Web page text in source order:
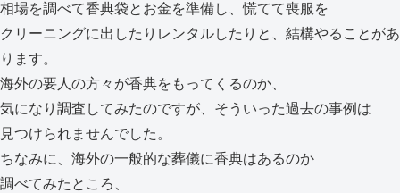
相場を調べて香典袋とお金を準備し、慌てて喪服を
クリーニングに出したりレンタルしたりと、結構やることがあ
ります。
海外の要人の方々が香典をもってくるのか、
気になり調査してみたのですが、そういった過去の事例は
見つけられませんでした。
ちなみに、海外の一般的な葬儀に香典はあるのか
調べてみたところ、